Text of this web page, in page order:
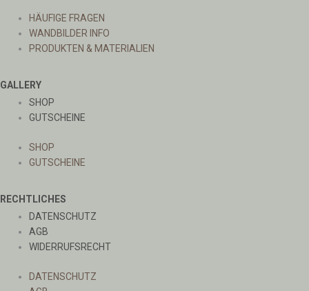
HÄUFIGE FRAGEN
WANDBILDER INFO
PRODUKTEN & MATERIALIEN
GALLERY
SHOP
GUTSCHEINE
SHOP
GUTSCHEINE
RECHTLICHES
DATENSCHUTZ
AGB
WIDERRUFSRECHT
DATENSCHUTZ